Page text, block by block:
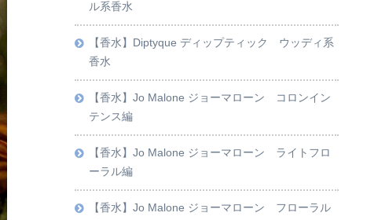
ル系香水
【香水】Diptyque ディップティック ウッディ系
香水
【香水】Jo Malone ジョーマローン コロンイン
テンス編
【香水】Jo Malone ジョーマローン ライトフロ
ーラル編
【香水】Jo Malone ジョーマローン フローラル